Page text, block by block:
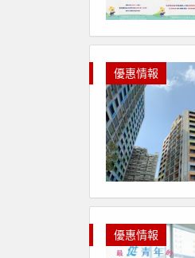
優惠情報
優惠情報